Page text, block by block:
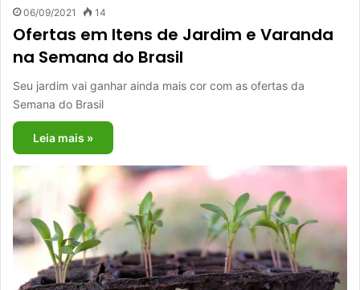
06/09/2021 14
Ofertas em Itens de Jardim e Varanda
na Semana do Brasil
Seu jardim vai ganhar ainda mais cor com as ofertas da
Semana do Brasil
Leia mais »